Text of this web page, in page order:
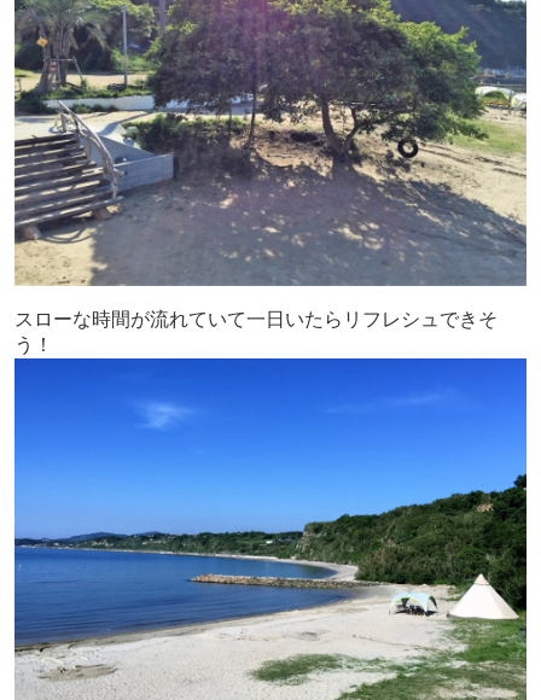
スローな時間が流れていて一日いたらリフレシュできそ
う！